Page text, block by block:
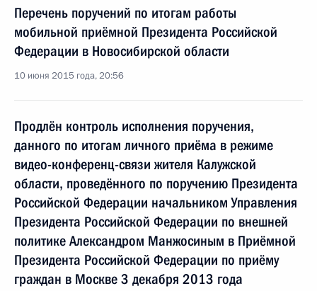
Перечень поручений по итогам работы
мобильной приёмной Президента Российской
Федерации в Новосибирской области
10 июня 2015 года, 20:56
Продлён контроль исполнения поручения,
данного по итогам личного приёма в режиме
видео-конференц-связи жителя Калужской
области, проведённого по поручению Президента
Российской Федерации начальником Управления
Президента Российской Федерации по внешней
политике Александром Манжосиным в Приёмной
Президента Российской Федерации по приёму
граждан в Москве 3 декабря 2013 года